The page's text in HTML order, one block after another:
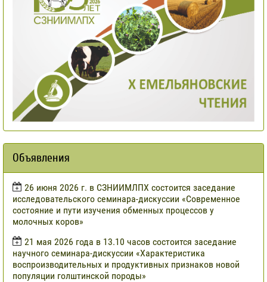
Объявления
​26 июня 2026 г. в СЗНИИМЛПХ состоится заседание
исследовательского семинара-дискуссии «Современное
состояние и пути изучения обменных процессов у
молочных коров»
21 мая 2026 года в 13.10 часов состоится заседание
научного семинара-дискуссии «Характеристика
воспроизводительных и продуктивных признаков новой
популяции голштинской породы»